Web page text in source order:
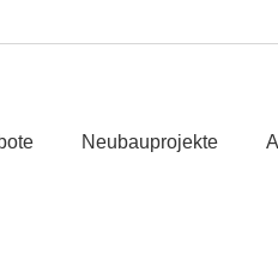
Neubauprojekte